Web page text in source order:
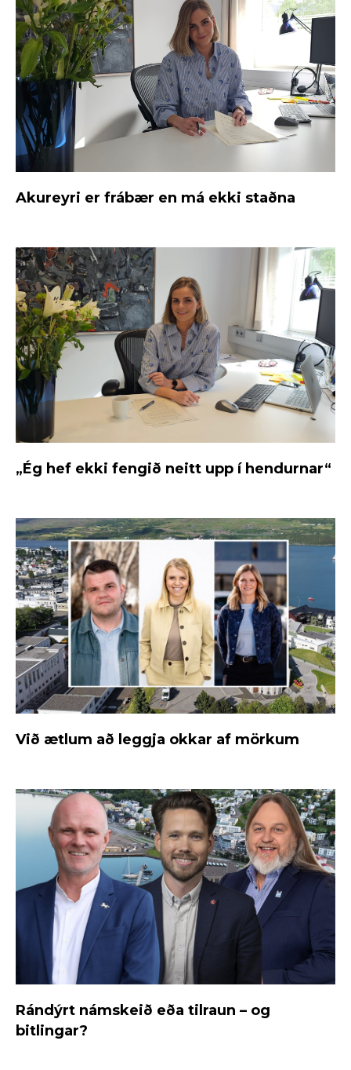
Akureyri er frábær en má ekki staðna
„Ég hef ekki fengið neitt upp í hendurnar“
Við ætlum að leggja okkar af mörkum
Rándýrt námskeið eða tilraun – og
bitlingar?